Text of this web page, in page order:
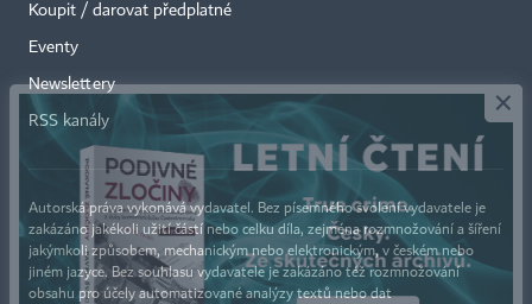
Koupit / darovat předplatné
Eventy
Newslettery
RSS kanály
Autorská práva vykonává vydavatel. Bez písemného svolení vydavatele je
zakázáno jakékoli užití částí nebo celku díla, zejména rozmnožování a šíření
jakýmkoli způsobem, mechanickým nebo elektronickým, v českém nebo
jiném jazyce. Bez souhlasu vydavatele je zakázáno též rozmnožování
obsahu pro účely automatizované analýzy textů nebo dat